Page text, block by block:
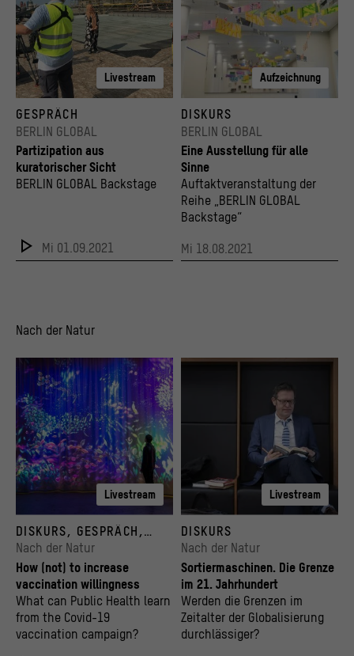
Livestream
© Idil Efe
GESPRÄCH
BERLIN GLOBAL
Partizipation aus
kuratorischer Sicht
BERLIN GLOBAL Backstage
Mi 01.09.2021
Aufzeichnung
© Tape That / Kulturprojekte Berlin und
DISKURS
BERLIN GLOBAL
Eine Ausstellung für alle
Sinne
Auftaktveranstaltung der
Reihe „BERLIN GLOBAL
Backstage“
Mi 18.08.2021
Nach der Natur
Livestream
© Inside Outside, Petra Blaisse / schnellebuntebilder / Humboldt-Universität /
DISKURS, GESPRÄCH,
WISSENSCHAFT
Nach der Natur
How (not) to increase
vaccination willingness
What can Public Health learn
from the Covid-19
vaccination campaign?
Livestream
© HU / Matthias Heyde
DISKURS
Nach der Natur
Sortiermaschinen. Die Grenze
im 21. Jahrhundert
Werden die Grenzen im
Zeitalter der Globalisierung
durchlässiger?